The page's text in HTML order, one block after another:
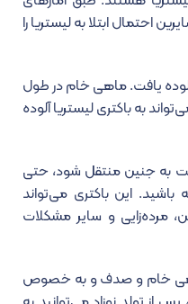
برابر بیشتر از سایرین احتمال ابتلا به لیستریا را
یافت. ماهی خام در طول
به باکتری لیستریا آلوده
به جنین منتقل شود، حتی
باشید. این باکتری می‌تواند
مرده‌زایی و سایر مشکلات
خام و صدف و به خصوص